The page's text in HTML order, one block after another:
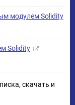
модулем Solidity
Solidity
скачать и